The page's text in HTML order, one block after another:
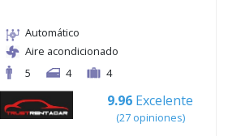
Automático
Aire acondicionado
5
4 4
9.96 Excelente
(27 opiniones)